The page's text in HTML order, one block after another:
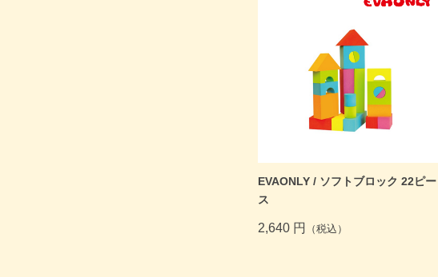
EVAONLY / ソフトブロック 22ピー
ス
2,640 円 （税込）